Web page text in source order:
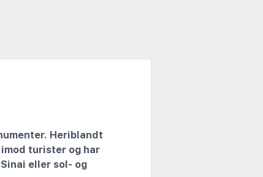
Heriblandt
turister og har
eller sol- og